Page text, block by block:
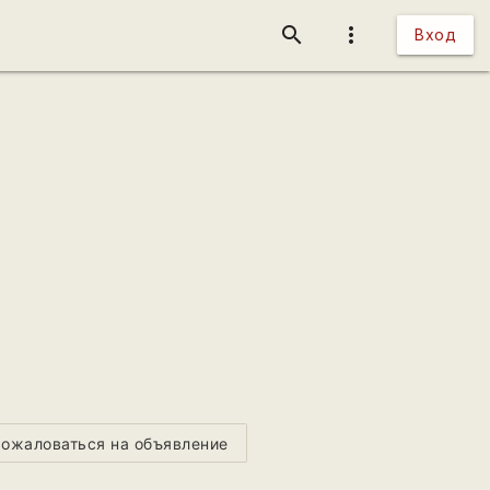
more_vert Вход
search
на объявление